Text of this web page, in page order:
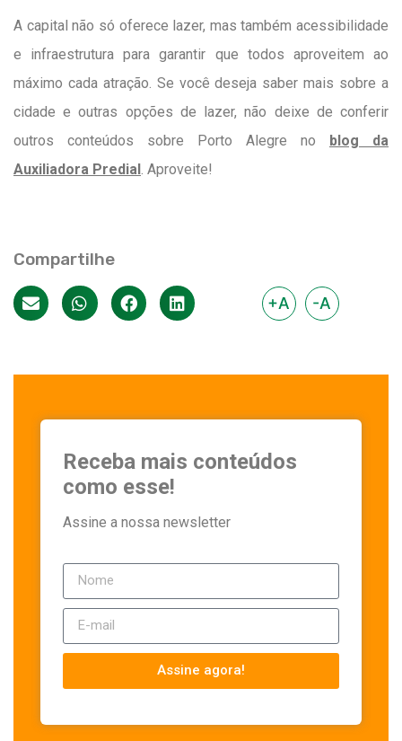
A capital não só oferece lazer, mas também acessibilidade
e infraestrutura para garantir que todos aproveitem ao
máximo cada atração. Se você deseja saber mais sobre a
cidade e outras opções de lazer, não deixe de conferir
outros conteúdos sobre Porto Alegre no blog da
Auxiliadora Predial. Aproveite!
Compartilhe
+A -A
Receba mais conteúdos
como esse!
Assine a nossa newsletter
Assine agora!